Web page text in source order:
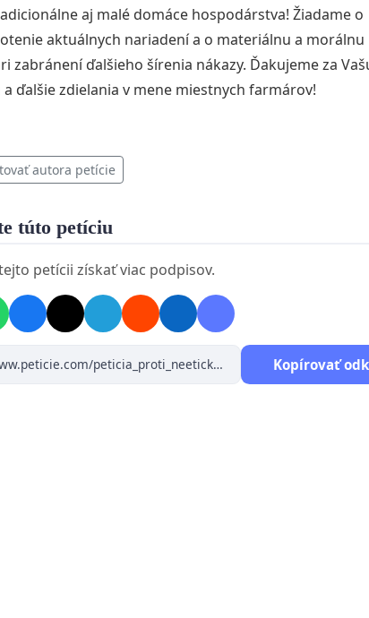
aj malé domáce hospodárstva! Žiadame o
aktuálnych nariadení a o materiálnu a morálnu
zabránení ďalšieho šírenia nákazy. Ďakujeme za
ďalšie zdielania v mene miestnych farmárov!
autora petície
túto petíciu
petícii získať viac podpisov.
Kopírovať